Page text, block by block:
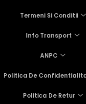
Termeni Si Conditii
Info Transport
ANPC
Politica De
Politica De Retur